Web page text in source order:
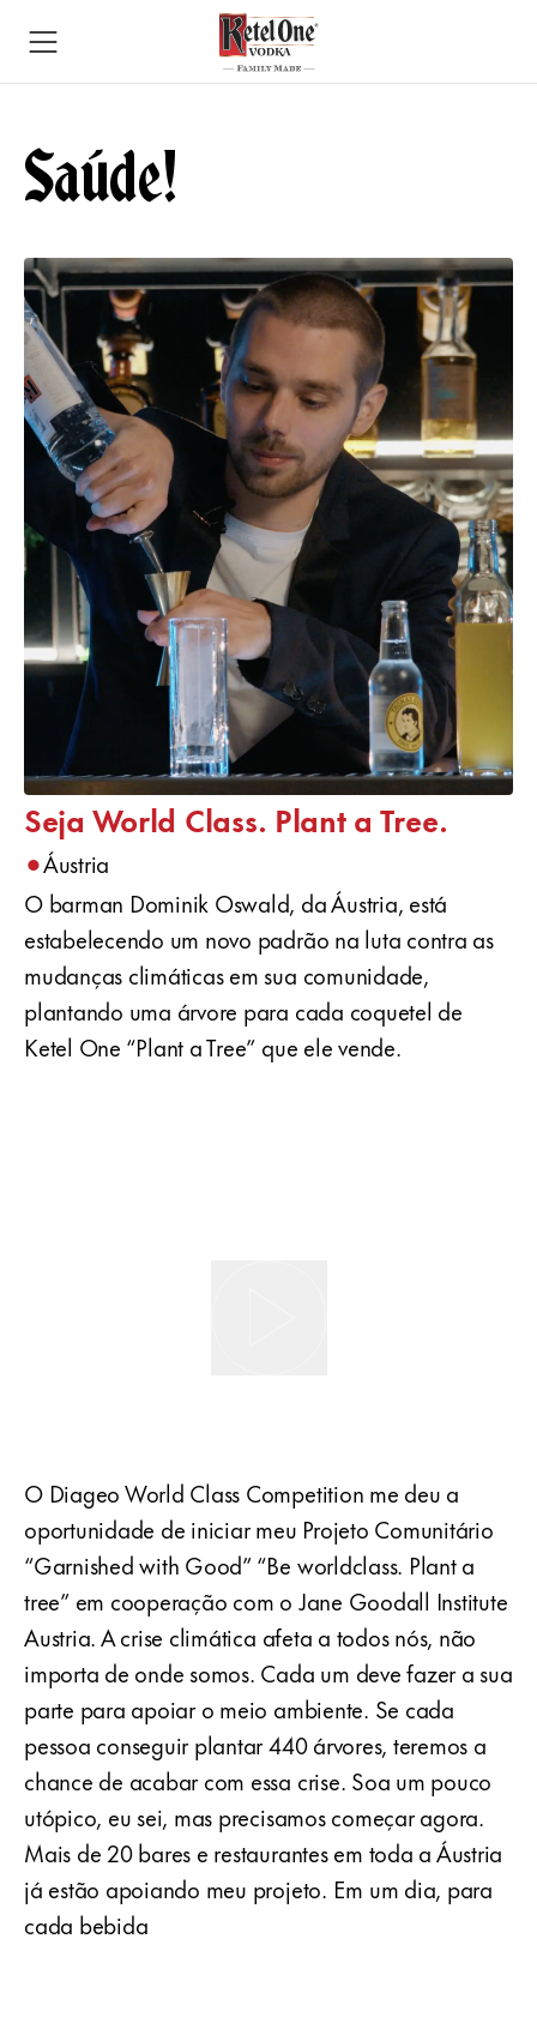
Saúde!
Seja World Class. Plant a Tree.
•Áustria
O barman Dominik Oswald, da Áustria, está
estabelecendo um novo padrão na luta contra as
mudanças climáticas em sua comunidade,
plantando uma árvore para cada coquetel de
Ketel One “Plant a Tree” que ele vende.
O Diageo World Class Competition me deu a
oportunidade de iniciar meu Projeto Comunitário
“Garnished with Good” “Be worldclass. Plant a
tree” em cooperação com o Jane Goodall Institute
Austria. A crise climática afeta a todos nós, não
importa de onde somos. Cada um deve fazer a sua
parte para apoiar o meio ambiente. Se cada
pessoa conseguir plantar 440 árvores, teremos a
chance de acabar com essa crise. Soa um pouco
utópico, eu sei, mas precisamos começar agora.
Mais de 20 bares e restaurantes em toda a Áustria
já estão apoiando meu projeto. Em um dia, para
cada bebida